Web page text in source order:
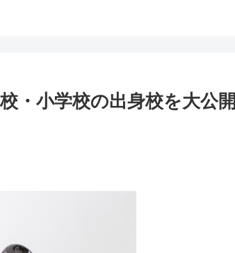
・小学校の出身校を大公開